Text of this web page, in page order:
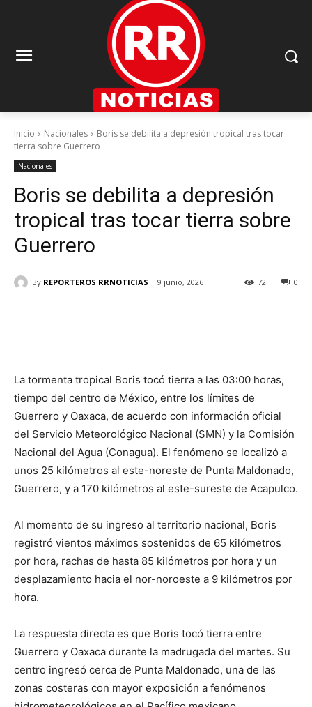
Inicio Nacionales
Boris se debilita a depresión tropical tras tocar
tierra sobre Guerrero
Nacionales
Boris se debilita a depresión
tropical tras tocar tierra sobre
Guerrero
By REPORTEROS RRNOTICIAS 9 junio, 2026 0
72
La tormenta tropical Boris tocó tierra a las 03:00 horas,
tiempo del centro de México, entre los límites de
Guerrero y Oaxaca, de acuerdo con información oficial
del Servicio Meteorológico Nacional (SMN) y la Comisión
Nacional del Agua (Conagua). El fenómeno se localizó a
unos 25 kilómetros al este-noreste de Punta Maldonado,
Guerrero, y a 170 kilómetros al este-sureste de Acapulco.
Al momento de su ingreso al territorio nacional, Boris
registró vientos máximos sostenidos de 65 kilómetros
por hora, rachas de hasta 85 kilómetros por hora y un
desplazamiento hacia el nor-noroeste a 9 kilómetros por
hora.
La respuesta directa es que Boris tocó tierra entre
Guerrero y Oaxaca durante la madrugada del martes. Su
centro ingresó cerca de Punta Maldonado, una de las
zonas costeras con mayor exposición a fenómenos